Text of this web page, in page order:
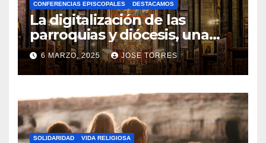
Y
C
O
M
N
T
A
CONFERENCIAS EPISCOPALES DESTACAMOS
La digitalización de las
parroquias y diócesis, una
realidad ya para el futuro de
la Iglesia
6 MARZO, 2025 JOSE TORRES
N
H
A
SOLIDARIDAD VIDA RELIGIOSA